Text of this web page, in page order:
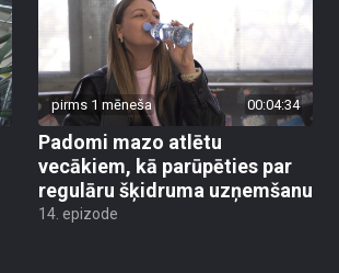
pirms 1 mēneša 00:04:34
Padomi mazo atlētu
vecākiem, kā parūpēties par
regulāru šķidruma uzņemšanu
14. epizode